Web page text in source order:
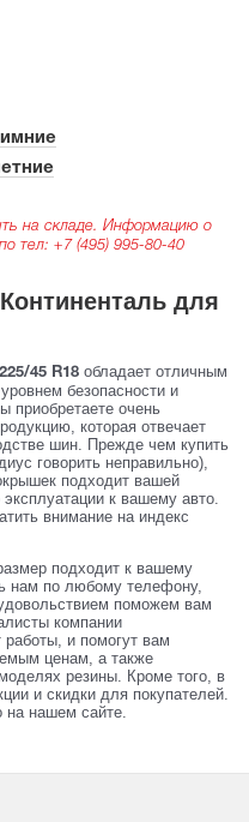
на складе. Информацию о
тел: +7 (495) 995-80-40
для
45 R18 обладает отличным
безопасности и
приобретаете очень
которая отвечает
шин. Прежде чем купить
говорить неправильно),
подходит вашей
к вашему авто.
внимание на индекс
подходит к вашему
нам по любому телефону,
поможем вам
компании
и помогут вам
ценам, а также
резины. Кроме того, в
и скидки для покупателей.
на нашем сайте.